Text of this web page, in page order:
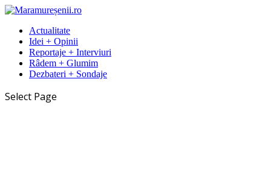
Actualitate
Idei + Opinii
Reportaje + Interviuri
Râdem + Glumim
Dezbateri + Sondaje
Select Page